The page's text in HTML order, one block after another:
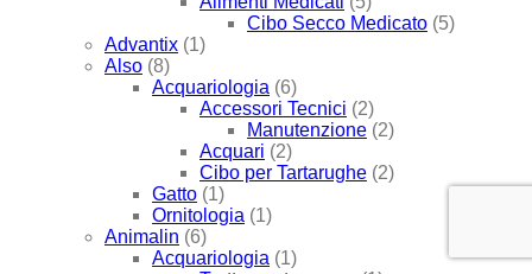
Cibo Secco Medicato (5)
Advantix (1)
Also (8)
Acquariologia (6)
Accessori Tecnici (2)
Manutenzione (2)
Acquari (2)
Cibo per Tartarughe (2)
Gatto (1)
Ornitologia (1)
Animalin (6)
Acquariologia (1)